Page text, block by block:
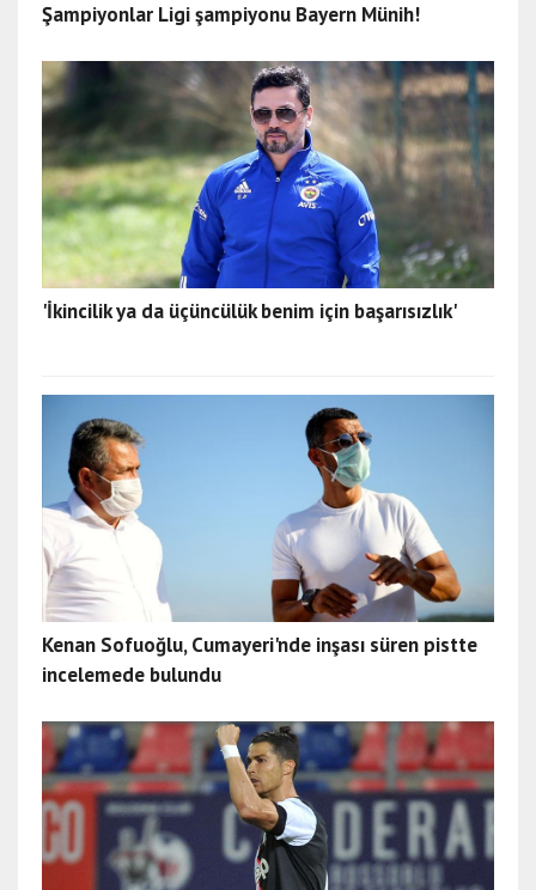
Şampiyonlar Ligi şampiyonu Bayern Münih!
'İkincilik ya da üçüncülük benim için başarısızlık'
Kenan Sofuoğlu, Cumayeri'nde inşası süren pistte
incelemede bulundu